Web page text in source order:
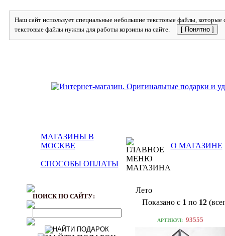
Наш сайт использует специальные небольшие текстовые файлы,
текстовые файлы нужны для работы корзины на сайте.
[ Понятно ]
МАГАЗИНЫ В
МОСКВЕ
О МАГАЗИНЕ
СПОСОБЫ ОПЛАТЫ
ПОИСК ПО САЙТУ:
Лето
Показано с 1 по 12
АРТИКУЛ: 93555